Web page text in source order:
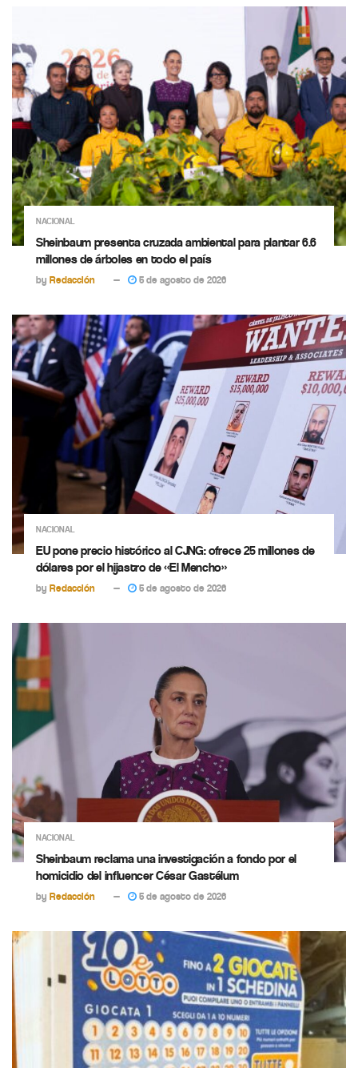
NACIONAL
Sheinbaum presenta cruzada ambiental para plantar 6.6
millones de árboles en todo el país
by Redacción 5 de agosto de 2026
NACIONAL
EU pone precio histórico al CJNG: ofrece 25 millones de
dólares por el hijastro de «El Mencho»
by Redacción 5 de agosto de 2026
NACIONAL
Sheinbaum reclama una investigación a fondo por el
homicidio del influencer César Gastélum
by Redacción 5 de agosto de 2026